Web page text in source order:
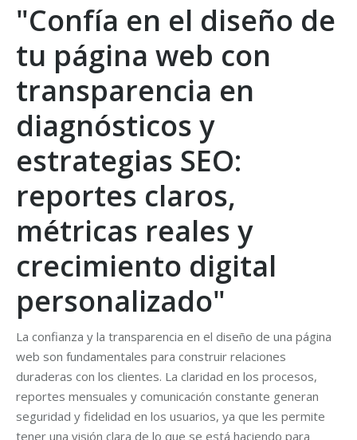
"Confía en el diseño de
tu página web con
transparencia en
diagnósticos y
estrategias SEO:
reportes claros,
métricas reales y
crecimiento digital
personalizado"
La confianza y la transparencia en el diseño de una página
web son fundamentales para construir relaciones
duraderas con los clientes. La claridad en los procesos,
reportes mensuales y comunicación constante generan
seguridad y fidelidad en los usuarios, ya que les permite
tener una visión clara de lo que se está haciendo para